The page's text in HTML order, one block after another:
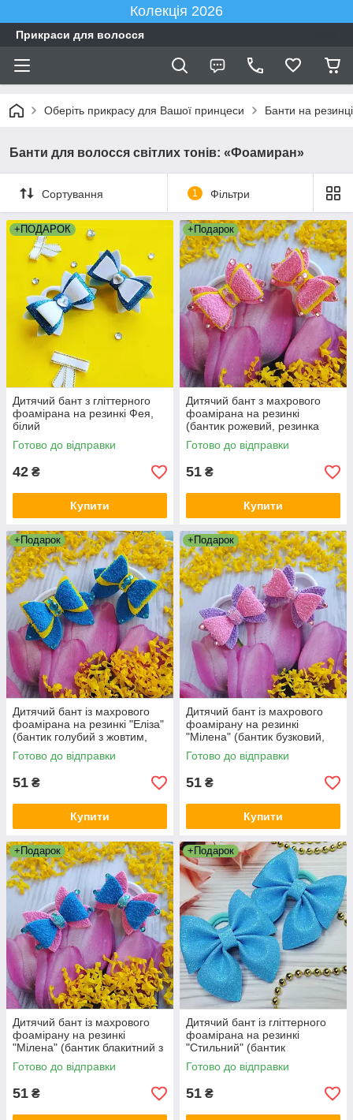
Колекція 2026
Прикраси для волосся
Оберіть прикрасу для Вашої принцеси Банти на резинці
Банти для волосся світлих тонів: «Фоамиран»
Сортування 1 Фільтри
+ПОДАРОК
Дитячий бант з гліттерного
фоамірана на резинкі Фея,
білий
Готово до відправки
42 ₴
Купити
+Подарок
Дитячий бант з махрового
фоамірана на резинкі
(бантик рожевий, резинка
для волосся, бант на голову,
канзаші)
Готово до відправки
51 ₴
Купити
+Подарок
Дитячий бант із махрового
фоамірана на резинкі "Еліза"
(бантик голубий з жовтим,
резинка для волосся,
канзаші)
Готово до відправки
51 ₴
Купити
+Подарок
Дитячий бант із махрового
фоамірану на резинкі
"Мілена" (бантик бузковий,
резинка для волосся, бант на
голову)
Готово до відправки
51 ₴
Купити
+Подарок
Дитячий бант із махрового
фоамірану на резинкі
"Мілена" (бантик блакитний з
рожевим, резинка для
волосся, канзаші)
Готово до відправки
51 ₴
+Подарок
Дитячий бант із гліттерного
фоамірана на резинкі
"Стильний" (бантик
блакитний, резинка для
волосся, канзаші)
Готово до відправки
51 ₴